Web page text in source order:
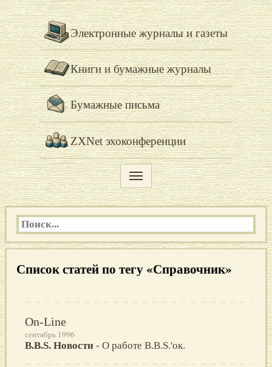
Электронные журналы и газеты
Книги и бумажные журналы
Бумажные письма
ZXNet эхоконференции
Список статей по тегу «Справочник»
On-Line
сентябрь 1996
B.B.S. Новости - О работе B.B.S.'ок.